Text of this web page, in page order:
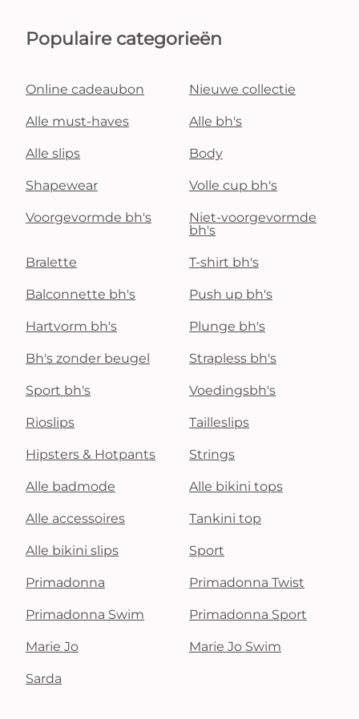
Populaire categorieën
Online cadeaubon Nieuwe collectie
Alle must-haves Alle bh's
Alle slips Body
Shapewear Volle cup bh's
Voorgevormde bh's
Niet-voorgevormde
bh's
Bralette T-shirt bh's
Balconnette bh's Push up bh's
Hartvorm bh's Plunge bh's
Bh's zonder beugel Strapless bh's
Sport bh's Voedingsbh's
Rioslips Tailleslips
Hipsters & Hotpants Strings
Alle badmode Alle bikini tops
Alle accessoires Tankini top
Alle bikini slips Sport
Primadonna Primadonna Twist
Primadonna Swim Primadonna Sport
Marie Jo Marie Jo Swim
Sarda